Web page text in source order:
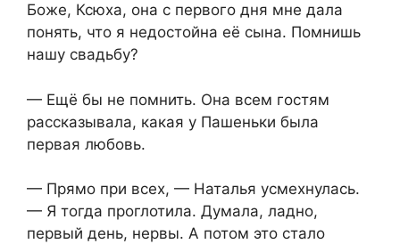
Боже, Ксюха, она с первого дня мне дала
понять, что я недостойна её сына. Помнишь
нашу свадьбу?
— Ещё бы не помнить. Она всем гостям
рассказывала, какая у Пашеньки была
первая любовь.
— Прямо при всех, — Наталья усмехнулась.
— Я тогда проглотила. Думала, ладно,
первый день, нервы. А потом это стало